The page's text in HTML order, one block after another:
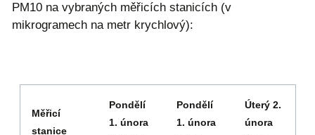
PM10 na vybraných měřicích stanicích (v
mikrogramech na metr krychlový):
Měřicí
stanice
Pondělí
1. února
Pondělí
1. února
Úterý 2.
února